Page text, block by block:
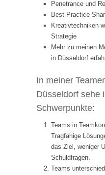
Penetrance und
Best Practice
Kreativtechniken
Strategie
Mehr zu meinen
in Düsseldorf
In meiner
Düsseldorf sehe
Schwerpunkte:
Teams in
Tragfähige
das Ziel, weniger
Schuldfragen.
Teams